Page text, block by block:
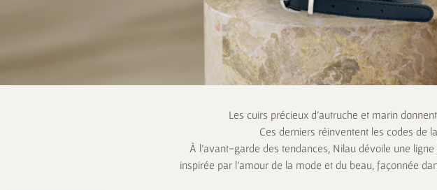
Les cuirs précieux d’autruche et marin
Ces derniers réinventent les codes de
À l’avant-garde des tendances, Nilau dévoile une
inspirée par l’amour de la mode et du beau, façonnée